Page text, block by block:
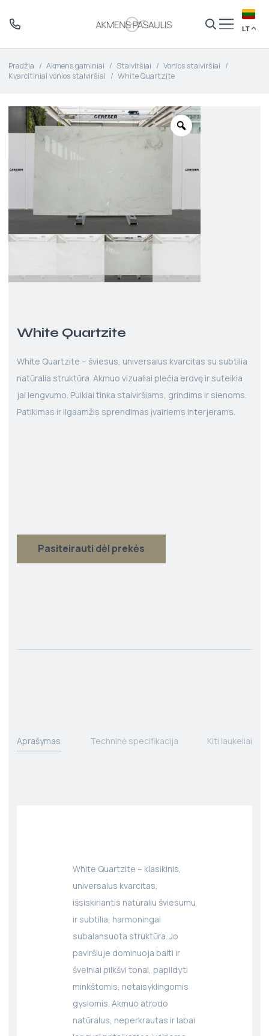
LT
Pradžia / Akmens gaminiai / Stalviršiai / Vonios stalviršiai /
Kvarcitiniai vonios stalviršiai / White Quartzite
White Quartzite
White Quartzite – šviesus, universalus kvarcitas su subtilia
natūralia struktūra. Akmuo vizualiai plečia erdvę ir suteikia
jai lengvumo. Puikiai tinka stalviršiams, grindims ir sienoms.
Patikimas ir ilgaamžis sprendimas įvairiems interjerams.
Pasiteirauti dėl prekės
Aprašymas Techninė specifikacija Kiti laukeliai
White Quartzite – klasikinis,
universalus kvarcitas,
išsiskiriantis natūraliu šviesumu
ir subtilia, harmoningai
subalansuota struktūra. Jo
paviršiuje dominuoja balti ir
švelniai pilkšvi tonai, papildyti
minkštomis, netaisyklingomis
gyslomis. Akmuo atrodo
natūralus, neperkrautas ir labai